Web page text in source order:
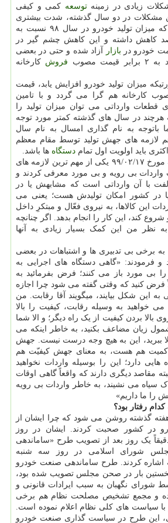
زیادی در زمینهتوسعه کمی و کیفی
مشکلات در دو سال گذشته، شدت بیشتری
گرفته است؛ به نحوی که میزان تولید خودرو در سال ۹۸ نسبت به
حدود ۵۰ درصد کاهش داشته و این کاهش چشم گیر در
خودرو در بازار
آزاد شده و حتی در بعضی
مصوب
فروش کارخانه
میزان تولید خودرو افزایش یابد، قیمت
کارخانه هم گرا می گردد و با تامین
قطعات وارداتی می توان میزان تولید را
هرچند در سال های گذشته کمتر مورد توجه
باتوجه به نام گذاری امسال به نام سال
لازمه های جهش تولید توسط مقام معظم
باید اولویت اول تمام دستگاه ها باشد.
ایشان در روز چهارشنبه مورخ ۱۷/‏۰۲/‏۹۹‬ یکی از مهم ترین لازمه های
واردات بی رویه و بی مورد معرفی کردند و
با آن وارداتی است که مشابهش یا در
در کشور امکان تولیدش هست؛ یعنی می
این کالاها، به نیروی فعّال و مبتکرِ داخل
کند، این کار را انجام بدهد. اگر چنانچه
به نظر من این کمک بسیار زیادی به آنها
به برخی بی تدبیری ها و اشتباهات در بعضی
و فرمودند: «گاهی دستگاه های اجرایی به
را بی مورد باز می کنند؛ فرض بفرمائید به
فرض کنید که وقتی گفته می شود چرا اجازه
به این شکل بیایند، میگویند آقا رقابت. من
خواهید به وسیله رقابت، کیفیت را بالا
بالا بردن کیفیت از یک راه دیگر؛ و الا شما
مشمول زیان مضاعف بکنید، به خاطر اینکه می
ببرید، این به هیچ وجه درست نیست. جهش
کمیت هم هست، به معنای جهش کیفیّت هم
دارد؛ این را بوسیله واردات نخواهید
مقاصد دیگری دارند که واقعاً گاهی اوقات
سیاه می نشیند، به خاطر واردات بی رویه
را ما داریم»
رفتار بود؟
هفته گذشته روشن می شود که چرا ایشان از
در کشور صحبت کردند. ایشان در روز
(۹۹/۰۲/۱۷) دقیقاً یک روز بعد از تصویب طرح «ساماندهی
شورای اسلامی در روز سه شنبه
نکته اشاره کردند. طرح ساماندهی صنعت خودرو
۹۸ برای نخستین بار در صحن مجلس تصویب شده بود،
شورای نگهبان به سبب ایرادات قانونی و
و مجمع تشخیص مصلحت نظام هم برخی
با سیاست های کلی نظام اعلام نموده است.
این طرح در سیاست گذاری صنعت خودرو